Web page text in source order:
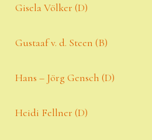
Gisela Völker (D)
Gustaaf v. d. Steen (B)
Hans – Jörg Gensch (D)
Heidi Fellner (D)